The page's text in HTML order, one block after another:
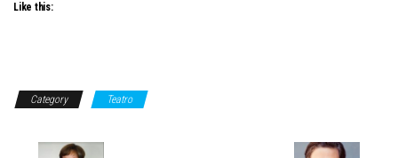
Like this:
Category Teatro